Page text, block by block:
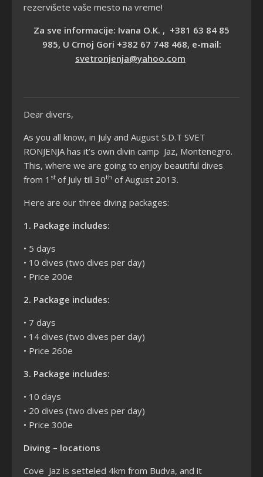
rezervišete vaše mesto na vreme!
Za sve informacije: Ivana O.K. , +381 63 84 85
985, U Crnoj Gori +382 67 748 468, e-mail:
svetronjenja@yahoo.com
Dear divers,
As you all know, in July and August S.D.T SVET
RONJENJA has it’s own divin camp Jaz, Montenegro.
This, where we are going to enjoy beautiful dives
from 1 st of July till 30th of August 2013.
Here are our three diving packages:
1. Package includes:
• 5 days
• 10 dives (two dives per day)
• Price 200e
2. Package includes:
• 7 days
• 14 dives (two dives per day)
• Price 260e
3. Package includes:
• 10 days
• 20 dives (two dives per day)
• Price 300e
Diving – locations
Cove Jaz is setteled 4km from Budva, and it